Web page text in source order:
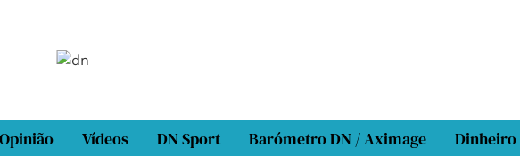
Opinião Vídeos DN Sport Barómetro DN / Aximage Dinheiro